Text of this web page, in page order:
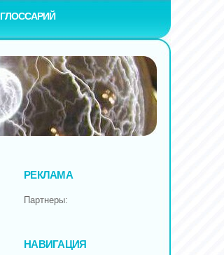
ГЛОССАРИЙ
РЕКЛАМА
Партнеры:
НАВИГАЦИЯ